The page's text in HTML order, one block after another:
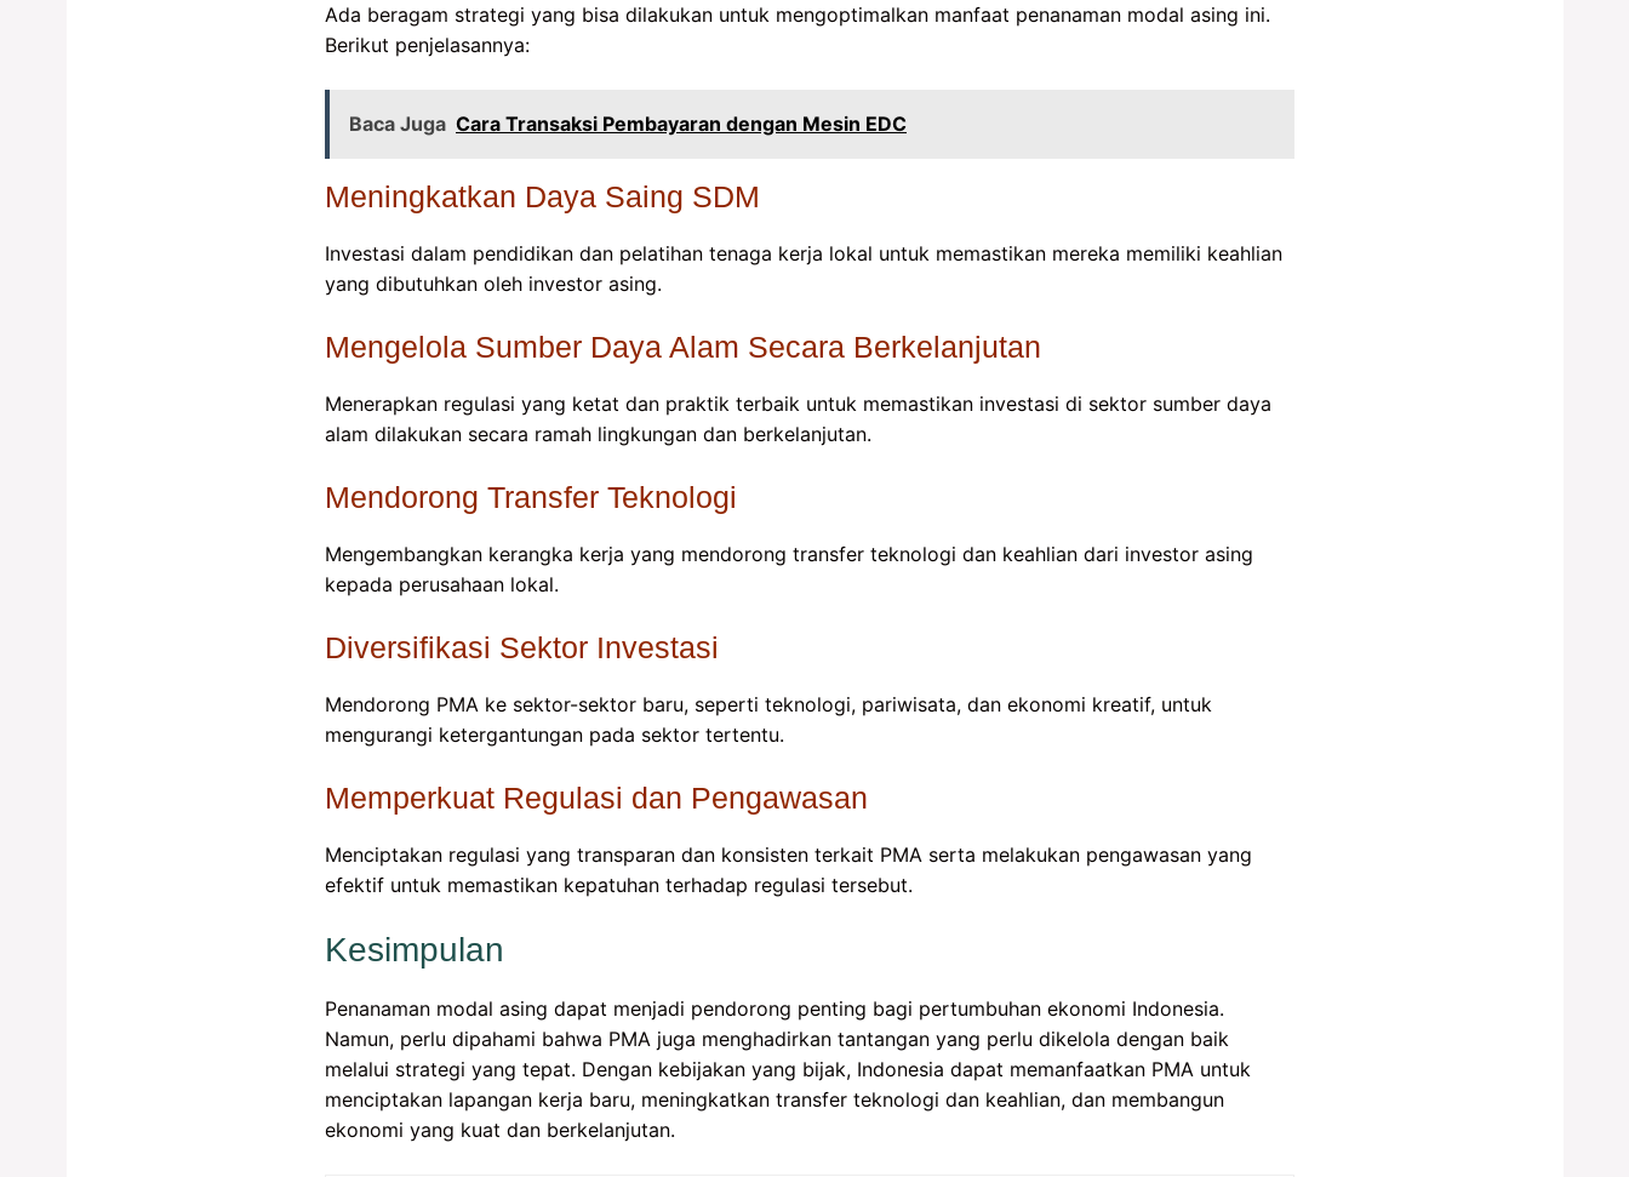
Ada beragam strategi yang bisa dilakukan untuk mengoptimalkan manfaat penanaman modal asing ini.
Berikut penjelasannya:
Baca Juga Cara Transaksi Pembayaran dengan Mesin EDC
Meningkatkan Daya Saing SDM
Investasi dalam pendidikan dan pelatihan tenaga kerja lokal untuk memastikan mereka memiliki keahlian
yang dibutuhkan oleh investor asing.
Mengelola Sumber Daya Alam Secara Berkelanjutan
Menerapkan regulasi yang ketat dan praktik terbaik untuk memastikan investasi di sektor sumber daya
alam dilakukan secara ramah lingkungan dan berkelanjutan.
Mendorong Transfer Teknologi
Mengembangkan kerangka kerja yang mendorong transfer teknologi dan keahlian dari investor asing
kepada perusahaan lokal.
Diversifikasi Sektor Investasi
Mendorong PMA ke sektor-sektor baru, seperti teknologi, pariwisata, dan ekonomi kreatif, untuk
mengurangi ketergantungan pada sektor tertentu.
Memperkuat Regulasi dan Pengawasan
Menciptakan regulasi yang transparan dan konsisten terkait PMA serta melakukan pengawasan yang
efektif untuk memastikan kepatuhan terhadap regulasi tersebut.
Kesimpulan
Penanaman modal asing dapat menjadi pendorong penting bagi pertumbuhan ekonomi Indonesia.
Namun, perlu dipahami bahwa PMA juga menghadirkan tantangan yang perlu dikelola dengan baik
melalui strategi yang tepat. Dengan kebijakan yang bijak, Indonesia dapat memanfaatkan PMA untuk
menciptakan lapangan kerja baru, meningkatkan transfer teknologi dan keahlian, dan membangun
ekonomi yang kuat dan berkelanjutan.